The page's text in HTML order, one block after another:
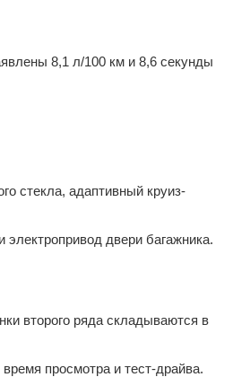
8,1 л/100 км и 8,6 секунды
стекла, адаптивный круиз-
двери багажника.
второго ряда складываются в
просмотра и тест-драйва.